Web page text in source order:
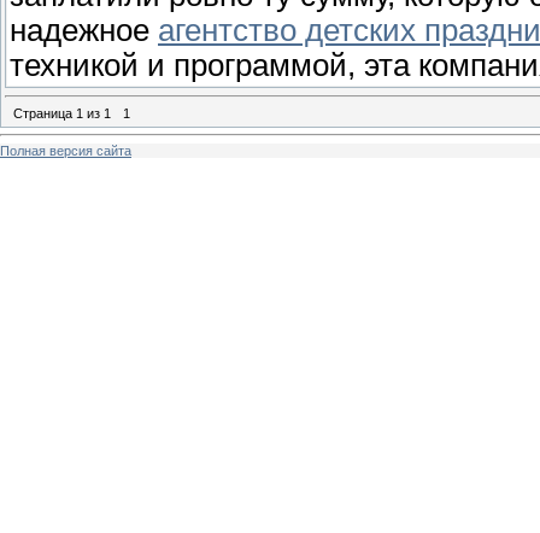
надежное агентство детских
техникой и программой, эта
Страница 1 из 1 1
Полная версия сайта